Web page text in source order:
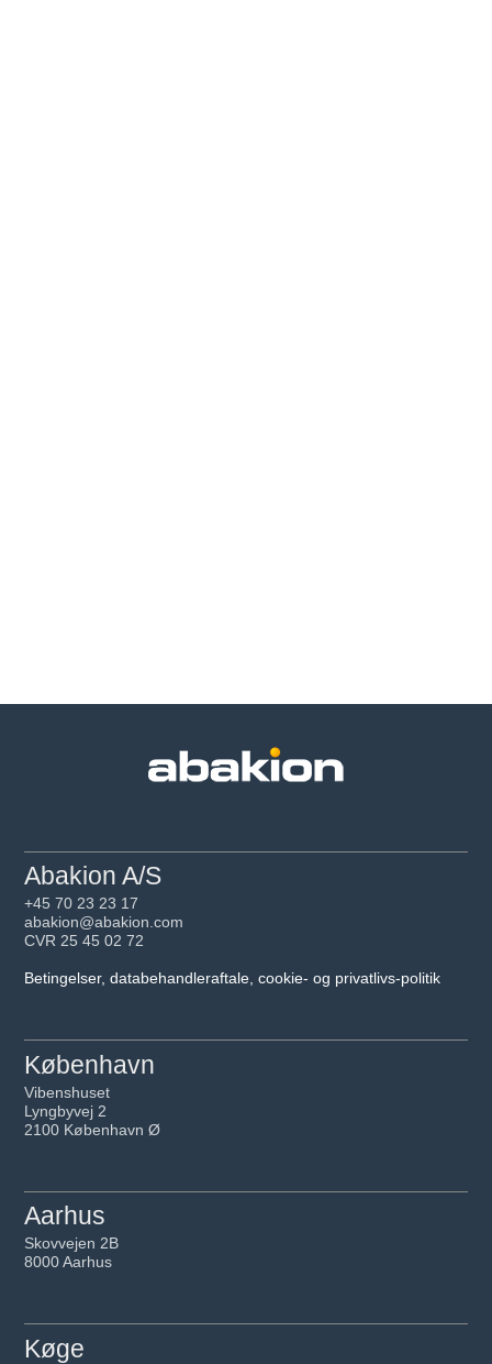
Abakion A/S
+45 70 23 23 17
abakion@abakion.com
CVR 25 45 02 72
Betingelser, databehandleraftale, cookie- og privatlivs-politik
København
Vibenshuset
Lyngbyvej 2
2100 København Ø
Aarhus
Skovvejen 2B
8000 Aarhus
Køge